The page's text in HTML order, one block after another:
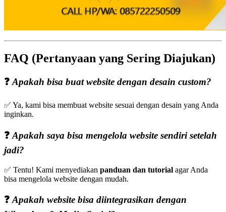
FAQ (Pertanyaan yang Sering Diajukan)
❓Apakah bisa buat website dengan desain custom?
✅ Ya, kami bisa membuat website sesuai dengan desain yang Anda
inginkan.
❓ Apakah saya bisa mengelola website sendiri setelah
jadi?
✅ Tentu! Kami menyediakan panduan dan tutorial agar Anda
bisa mengelola website dengan mudah.
❓Apakah website bisa diintegrasikan dengan